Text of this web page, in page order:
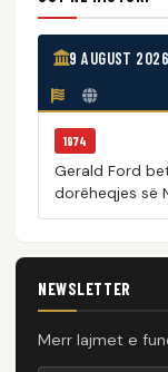
9 AUGUST 2026
1974
Gerald Ford
dorëheqjes së
NEWSLETTER
Merr lajmet e